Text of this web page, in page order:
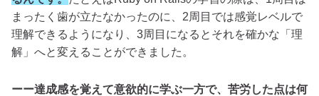
まったく歯が立たなかったのに、2周目では感覚レベルで
理解できるようになり、3周目になるとそれを確かな「理
解」へと変えることができました。
ーー達成感を覚えて意欲的に学ぶ一方で、苦労した点は何